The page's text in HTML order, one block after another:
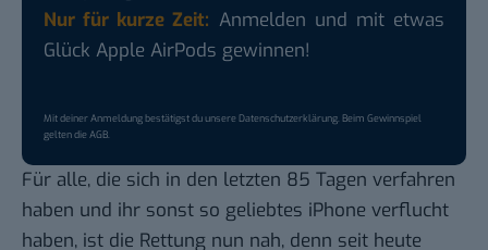
Nur für kurze Zeit: Anmelden und mit etwas
Glück Apple AirPods gewinnen!
Mit deiner Anmeldung bestätigst du unsereDatenschutzerklärung. Beim Gewinnspiel
gelten dieAGB.
Für alle, die sich in den letzten 85 Tagen verfahren
haben und ihr sonst so geliebtes iPhone verflucht
haben, ist die Rettung nun nah, denn seit heute